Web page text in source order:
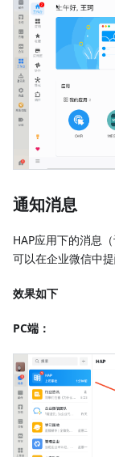
通知消息
HAP应用下的消息
可以在企业微信中提
效果如下
PC端：